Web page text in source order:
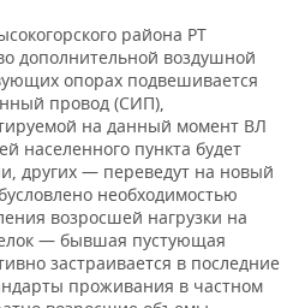
района РТ
дополнительной воздушной
опорах подвешивается
провод (СИП),
на данный момент ВЛ
населенного пункта будет
других — переведут на новый
необходимостью
возросшей нагрузки на
— бывшая пустующая
застраивается в последние
проживания в частном